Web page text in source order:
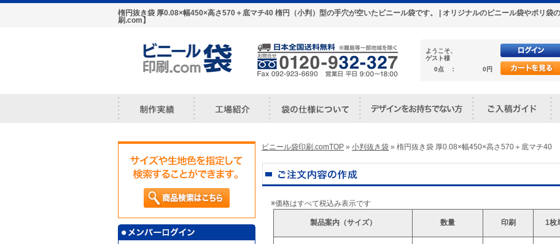
楕円抜き袋 厚0.08×幅450×高さ570＋底マチ40 楕円（小判）型の手穴が空いたビニール袋です。 | オリジナルのビニール袋やポリ袋
刷.com】
ようこそ、
ゲスト様
0点 ：
0円
ビニール袋印刷.comTOP » 小判抜き袋 » 楕円抜き袋 厚0.08×幅450×高さ570＋底マチ40
※価格はすべて税込み表示です
製品案内（サイズ） 数量 印刷 1枚